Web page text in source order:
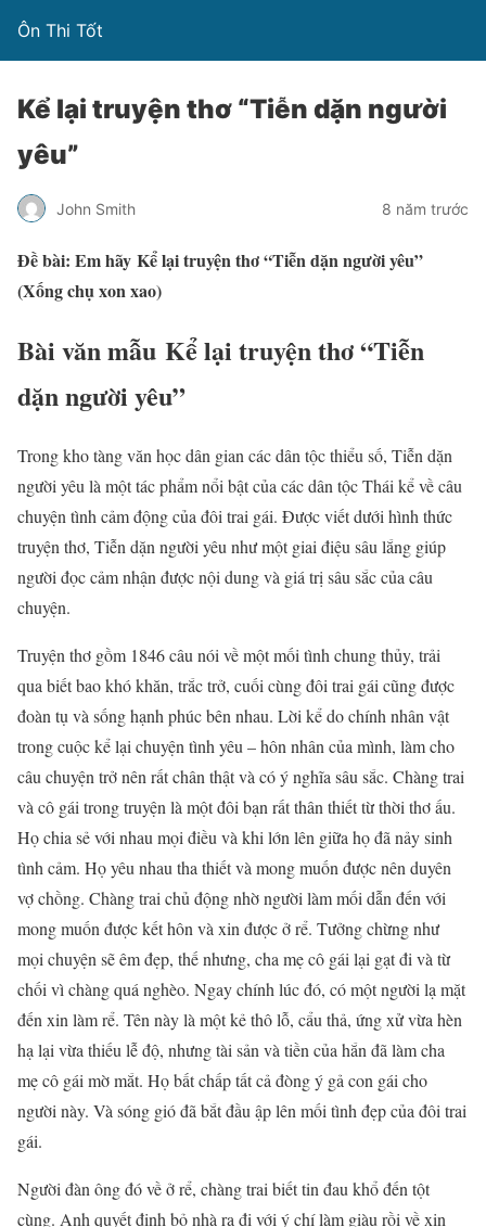
Ôn Thi Tốt
Kể lại truyện thơ “Tiễn dặn người
yêu”
John Smith 8 năm trước
Đề bài: Em hãy Kể lại truyện thơ “Tiễn dặn người yêu”
(Xống chụ xon xao)
Bài văn mẫu Kể lại truyện thơ “Tiễn
dặn người yêu”
Trong kho tàng văn học dân gian các dân tộc thiểu số, Tiễn dặn
người yêu là một tác phẩm nổi bật của các dân tộc Thái kể về câu
chuyện tình cảm động của đôi trai gái. Được viết dưới hình thức
truyện thơ, Tiễn dặn người yêu như một giai điệu sâu lắng giúp
người đọc cảm nhận được nội dung và giá trị sâu sắc của câu
chuyện.
Truyện thơ gồm 1846 câu nói về một mối tình chung thủy, trải
qua biết bao khó khăn, trắc trở, cuối cùng đôi trai gái cũng được
đoàn tụ và sống hạnh phúc bên nhau. Lời kể do chính nhân vật
trong cuộc kể lại chuyện tình yêu – hôn nhân của mình, làm cho
câu chuyện trở nên rất chân thật và có ý nghĩa sâu sắc. Chàng trai
và cô gái trong truyện là một đôi bạn rất thân thiết từ thời thơ ấu.
Họ chia sẻ với nhau mọi điều và khi lớn lên giữa họ đã nảy sinh
tình cảm. Họ yêu nhau tha thiết và mong muốn được nên duyên
vợ chồng. Chàng trai chủ động nhờ người làm mối dẫn đến với
mong muốn được kết hôn và xin được ở rể. Tưởng chừng như
mọi chuyện sẽ êm đẹp, thế nhưng, cha mẹ cô gái lại gạt đi và từ
chối vì chàng quá nghèo. Ngay chính lúc đó, có một người lạ mặt
đến xin làm rể. Tên này là một kẻ thô lỗ, cẩu thả, ứng xử vừa hèn
hạ lại vừa thiếu lễ độ, nhưng tài sản và tiền của hắn đã làm cha
mẹ cô gái mờ mắt. Họ bất chấp tất cả đòng ý gả con gái cho
người này. Và sóng gió đã bắt đầu ập lên mối tình đẹp của đôi trai
gái.
Người đàn ông đó về ở rể, chàng trai biết tin đau khổ đến tột
cùng. Anh quyết định bỏ nhà ra đi với ý chí làm giàu rồi về xin